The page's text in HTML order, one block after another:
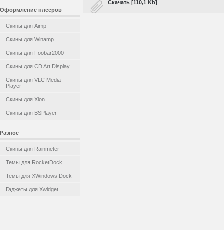
Оформление плееров
Скины для Aimp
Скины для Winamp
Скины для Foobar2000
Скины для CD Art Display
Скины для VLC Media
Player
Скины для Xion
Скины для BSPlayer
Разное
Скины для Rainmeter
Темы для RocketDock
Темы для XWindows Dock
Гаджеты для Xwidget
Скачать [110,1 Kb]